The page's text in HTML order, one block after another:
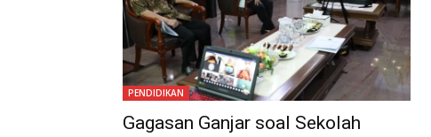
PENDIDIKAN
Gagasan Ganjar soal Sekolah